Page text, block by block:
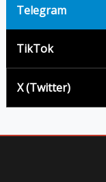
Telegram
TikTok
X (Twitter)